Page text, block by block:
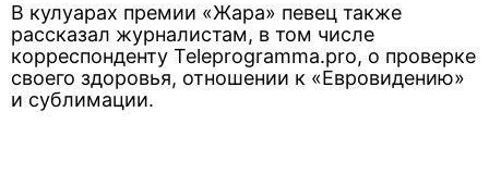
В кулуарах премии «Жара» певец также
рассказал журналистам, в том числе
корреспонденту Teleprogramma.pro, о проверке
своего здоровья, отношении к «Евровидению»
и сублимации.